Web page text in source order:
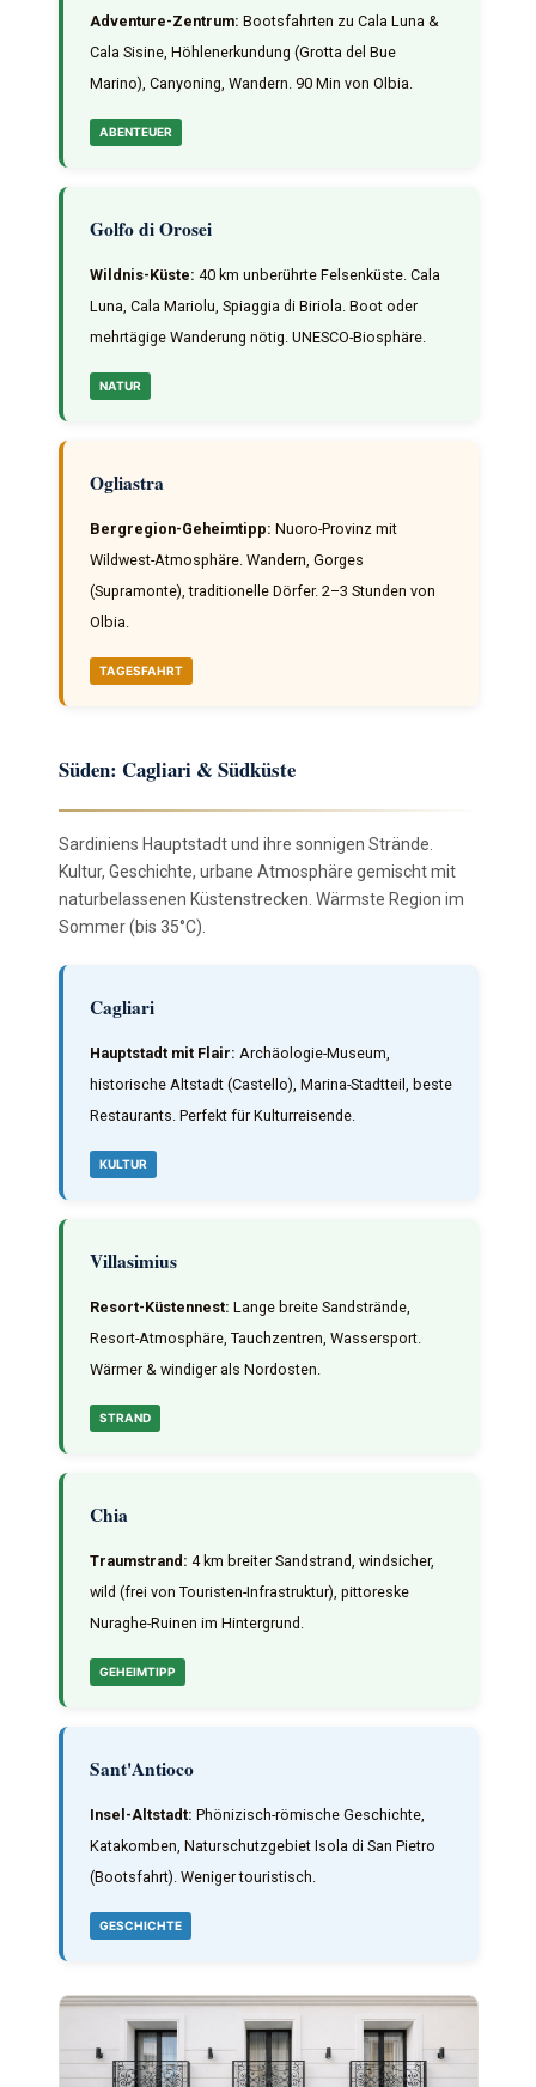
Adventure-Zentrum: Bootsfahrten zu Cala Luna &
Cala Sisine, Höhlenerkundung (Grotta del Bue
Marino), Canyoning, Wandern. 90 Min von Olbia.
ABENTEUER
Golfo di Orosei
Wildnis-Küste: 40 km unberührte Felsenküste. Cala
Luna, Cala Mariolu, Spiaggia di Biriola. Boot oder
mehrtägige Wanderung nötig. UNESCO-Biosphäre.
NATUR
Ogliastra
Bergregion-Geheimtipp: Nuoro-Provinz mit
Wildwest-Atmosphäre. Wandern, Gorges
(Supramonte), traditionelle Dörfer. 2–3 Stunden von
Olbia.
TAGESFAHRT
Süden: Cagliari & Südküste
Sardiniens Hauptstadt und ihre sonnigen Strände.
Kultur, Geschichte, urbane Atmosphäre gemischt mit
naturbelassenen Küstenstrecken. Wärmste Region im
Sommer (bis 35°C).
Cagliari
Hauptstadt mit Flair: Archäologie-Museum,
historische Altstadt (Castello), Marina-Stadtteil, beste
Restaurants. Perfekt für Kulturreisende.
KULTUR
Villasimius
Resort-Küstennest: Lange breite Sandstrände,
Resort-Atmosphäre, Tauchzentren, Wassersport.
Wärmer & windiger als Nordosten.
STRAND
Chia
Traumstrand: 4 km breiter Sandstrand, windsicher,
wild (frei von Touristen-Infrastruktur), pittoreske
Nuraghe-Ruinen im Hintergrund.
GEHEIMTIPP
Sant'Antioco
Insel-Altstadt: Phönizisch-römische Geschichte,
Katakomben, Naturschutzgebiet Isola di San Pietro
(Bootsfahrt). Weniger touristisch.
GESCHICHTE